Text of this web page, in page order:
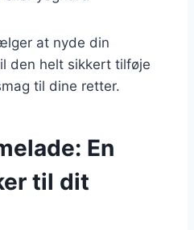
at nyde din
den helt sikkert tilføje
til dine retter.
En
til dit